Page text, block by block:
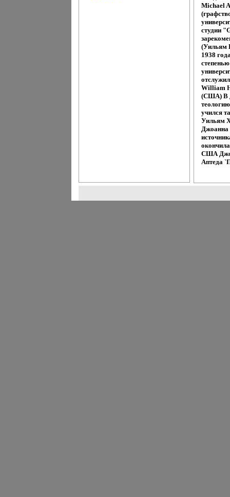
Michael
студии
(Уильям
1938
William
(США) В
учился
Уильям
Джоанна
США
Аптеда